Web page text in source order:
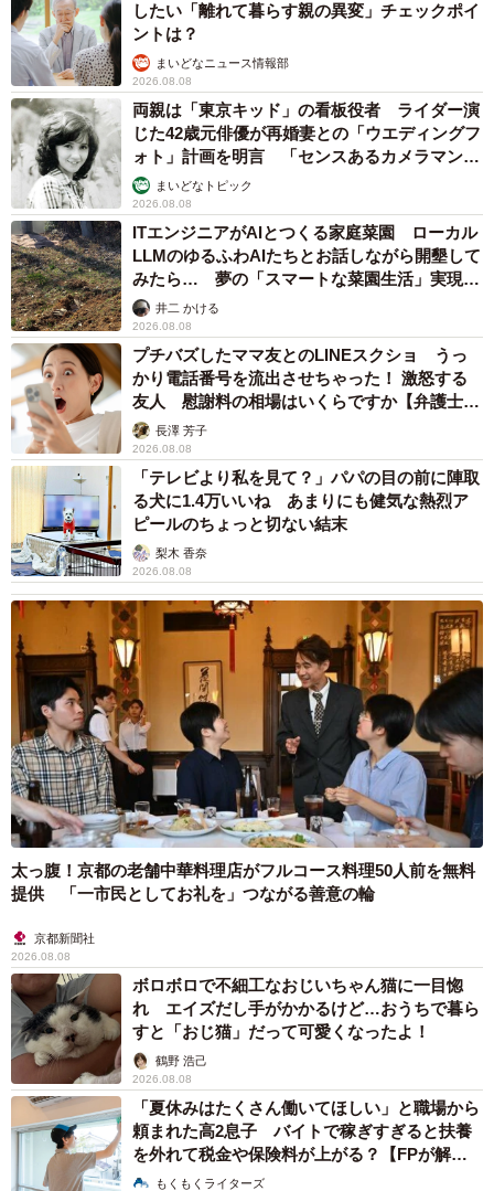
したい「離れて暮らす親の異変」チェックポイ
ントは？
まいどなニュース情報部
2026.08.08
両親は「東京キッド」の看板役者 ライダー演
じた42歳元俳優が再婚妻との「ウエディングフ
ォト」計画を明言 「センスあるカメラマン求
む」まいどなトピック
2026.08.08
ITエンジニアがAIとつくる家庭菜園 ローカル
LLMのゆるふわAIたちとお話しながら開墾して
みたら… 夢の「スマートな菜園生活」実現な
るか井二 かける
2026.08.08
プチバズしたママ友とのLINEスクショ うっ
かり電話番号を流出させちゃった！ 激怒する
友人 慰謝料の相場はいくらですか【弁護士が
解説】長澤 芳子
2026.08.08
「テレビより私を見て？」パパの目の前に陣取
る犬に1.4万いいね あまりにも健気な熱烈ア
ピールのちょっと切ない結末
梨木 香奈
2026.08.08
太っ腹！京都の老舗中華料理店がフルコース料理50人前を無料
提供 「一市民としてお礼を」つながる善意の輪
京都新聞社
2026.08.08
ボロボロで不細工なおじいちゃん猫に一目惚
れ エイズだし手がかかるけど…おうちで暮ら
すと「おじ猫」だって可愛くなったよ！
鶴野 浩己
2026.08.08
「夏休みはたくさん働いてほしい」と職場から
頼まれた高2息子 バイトで稼ぎすぎると扶養
を外れて税金や保険料が上がる？【FPが解
説】もくもくライターズ